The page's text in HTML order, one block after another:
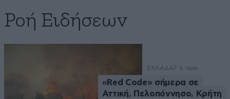
Ροή Ειδήσεων
ΕΛΛΑΔΑ7 λ. πριν
«Red Code» σήμερα σε
Αττική, Πελοπόννησο, Κρήτη